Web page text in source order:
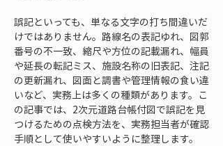
誤記といっても、単なる文字の打ち間違いだ
けではありません。路線名の表記ゆれ、図郭
番号の不一致、縮尺や方位の記載漏れ、幅員
や延長の転記ミス、施設名称の旧表記、注記
の更新漏れ、図面と調書や管理情報の食い違
いなど、実務上は多くの種類があります。こ
の記事では、2次元道路台帳付図で誤記を見
つけるための点検方法を、実務担当者が確認
手順として使いやすいように整理します。